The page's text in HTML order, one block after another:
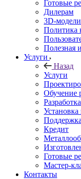
Готовые
Дилерам
3D-
Политика
Полезная
Услуги
Назад
Услуги
Обучение
Установка
Кредит
Готовые
Мастер-
Контакты